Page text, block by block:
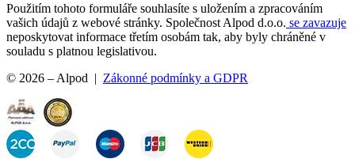
Použitím tohoto formuláře souhlasíte s uložením a zpracováním
vašich údajů z webové stránky. Společnost Alpod d.o.o. se zavazuje
neposkytovat informace třetím osobám tak, aby byly chráněné v
souladu s platnou legislativou.
© 2026 – Alpod | Zákonné podmínky a GDPR